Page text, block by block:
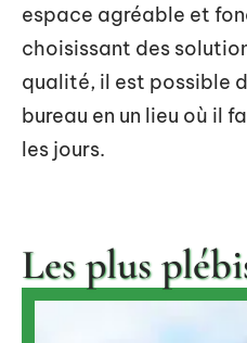
espace agréable et
choisissant des
qualité, il est possible
bureau en un lieu où il
les jours.
Les plus